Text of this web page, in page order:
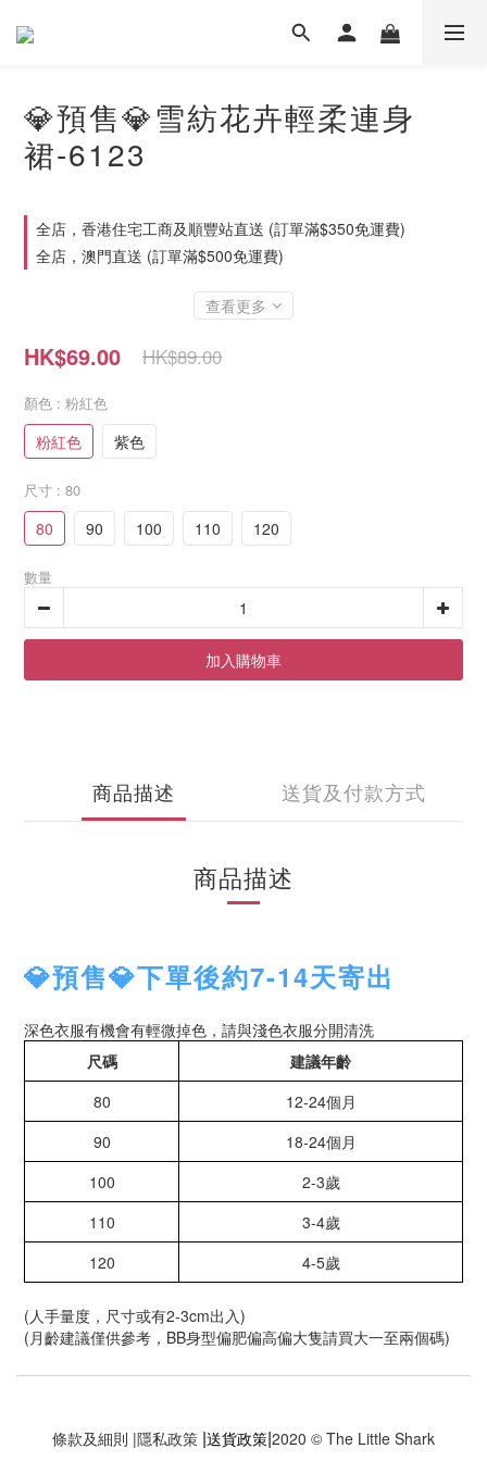
💎預售💎雪紡花卉輕柔連身
裙-6123
全店，香港住宅工商及順豐站直送 (訂單滿$350免運費)
全店，澳門直送 (訂單滿$500免運費)
查看更多
HK$69.00 HK$89.00
顏色 : 粉紅色
粉紅色 紫色
尺寸 : 80
80 90 100 110 120
數量
加入購物車
商品描述 送貨及付款方式
商品描述
💎預售💎下單後約7-14天寄出
深色衣服有機會有輕微掉色，請與淺色衣服分開清洗
尺碼
建議年齡
80
12-24個月
90
18-24個月
100
2-3歲
110
3-4歲
120
4-5歲
(人手量度，尺寸或有2-3cm出入)
(月齡建議僅供參考，BB身型偏肥偏高偏大隻請買大一至兩個碼)
條款及細則 |隱私政策 |送貨政策|2020 © The Little Shark